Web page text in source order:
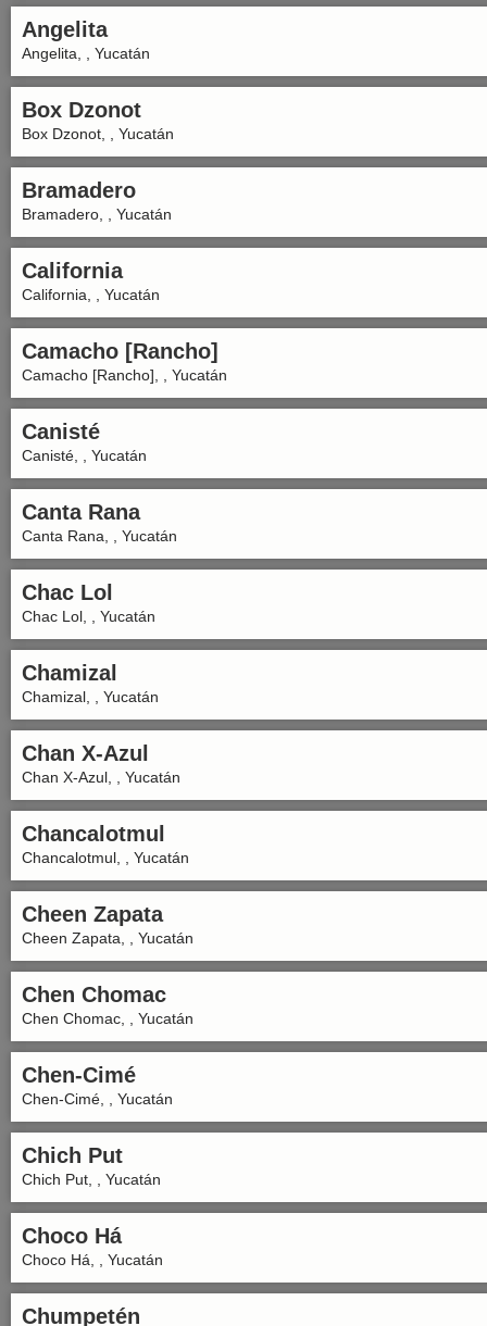
Angelita
Angelita, , Yucatán
Box Dzonot
Box Dzonot, , Yucatán
Bramadero
Bramadero, , Yucatán
California
California, , Yucatán
Camacho [Rancho]
Camacho [Rancho], , Yucatán
Canisté
Canisté, , Yucatán
Canta Rana
Canta Rana, , Yucatán
Chac Lol
Chac Lol, , Yucatán
Chamizal
Chamizal, , Yucatán
Chan X-Azul
Chan X-Azul, , Yucatán
Chancalotmul
Chancalotmul, , Yucatán
Cheen Zapata
Cheen Zapata, , Yucatán
Chen Chomac
Chen Chomac, , Yucatán
Chen-Cimé
Chen-Cimé, , Yucatán
Chich Put
Chich Put, , Yucatán
Choco Há
Choco Há, , Yucatán
Chumpetén